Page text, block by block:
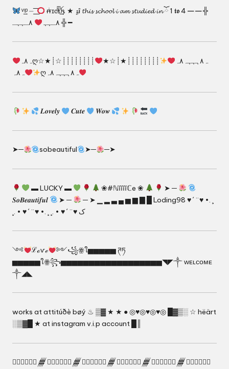
ᵛ͢ᵎᵖ ⏤ ͟͟͞͞
ғͥғɪᴄͣɪͫ͢͢͢ꫝ ★ 𝔃î 𝓽𝓱𝓲𝓼 𝓼𝓬𝓱𝓸𝓸𝓵 𝓲 𝓪𝓶 𝓼𝓽𝓾𝓭𝓲𝓮𝓭 𝓲𝓷 ོ 1 𝖙𝖔 4 ━ ━ ╬
٨ـﮩﮩ ٨ـﮩﮩـ ╬ ━
ہ٨ہღہ٨ہہہہ٨ہ ┊┊┊┊┊┊┊┊★┊☆★
┊┊┊┊┊┊┊┊☆┊★☆
ہ٨ہღہ٨ہہہہ٨ہ
𝑳𝒐𝒗𝒆𝒍𝒚 𝑪𝒖𝒕𝒆 𝑾𝒐𝒘
➤─ sobeautiful ➤─ ─➤
▬ LUCKY ▬ ❀#ℕĭĭĭĭℂe ❀
➤ ─
𝑺𝒐𝑩𝒆𝒂𝒖𝒕𝒊𝒇𝒖𝒍
➤ ─
─ ➤ ▁ ▂ ▃ ▄ ▅ ▆ ▇ █ Loding98 ♥ ´ ¨ ♥ •. ¸
¸. • ♥ ´ ¨ ♥ •. ¸ ¸. • ♥ ´ ¨ ♥ ک
༺ ℒℴѵℯ
༻꧁ꙮใ▅▅▅▅▅ ཊཏ
▅▅▅▅▅ใꙮ꧂▅▅▅▅▅▅▅▅▅▅▅▅▅▅▅▅▅▅◥◤༒ ᴡᴇʟᴄᴏᴍᴇ
༒◢◣
works at attitúðè bøý ♨ ▒▓ ★ ★ ● ◎♥◎♥◎♥◎ █▓▒░ ☆ hëärt
░▒▓█ ★ at instagram v.i.p account █║
❮⃝⃟⃝❰⃝𒁂❮⃝⃟⃝❰⃝𒁂❮⃝⃟⃝❰⃝𒁂❮⃝⃟⃝❰⃝𒁂❮⃝⃟⃝❰⃝𒁂❮⃝⃟⃝❰⃝